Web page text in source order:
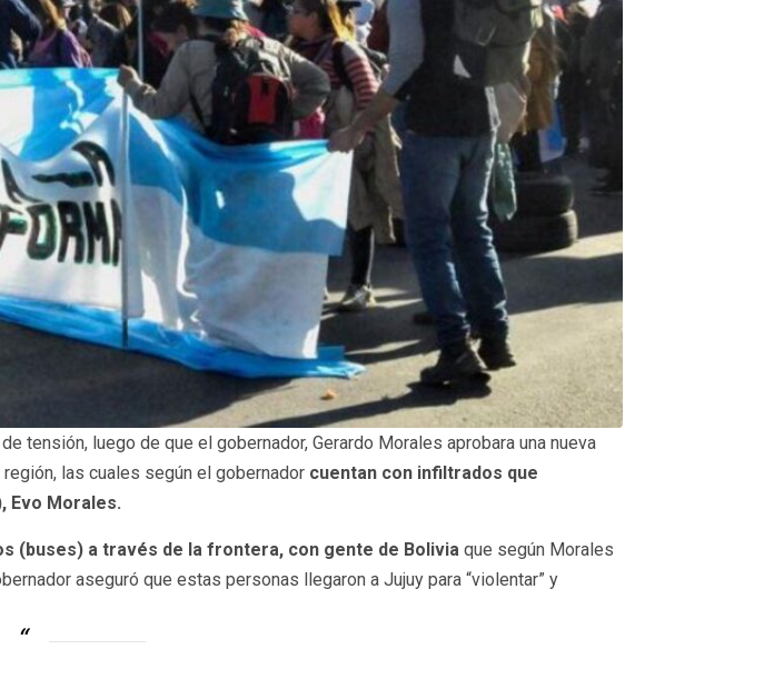
tensión, luego de que el gobernador, Gerardo Morales aprobara una nueva
las cuales según el gobernadorcuentan con infiltrados que
Evo Morales.
(buses) a través de la frontera, con gente de Bolivia que según Morales
aseguró que estas personas llegaron a Jujuy para “violentar” y